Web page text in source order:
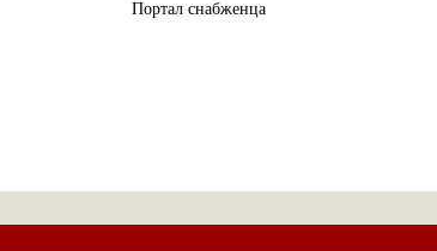
Портал снабженца